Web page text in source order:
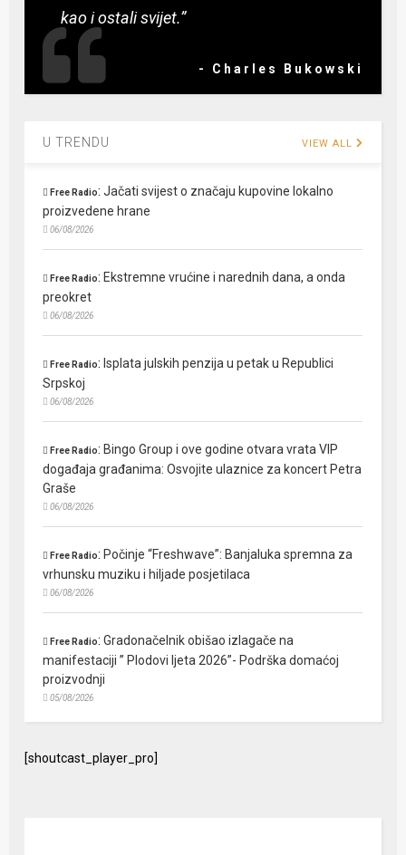
kao i ostali svijet.”
- Charles Bukowski
U TRENDU VIEW ALL
Free Radio:Jačati svijest o značaju kupovine lokalno
proizvedene hrane
06/08/2026
Free Radio: Ekstremne vrućine i narednih dana, a onda
preokret
06/08/2026
Free Radio: Isplata julskih penzija u petak u Republici
Srpskoj
06/08/2026
Free Radio: Bingo Group i ove godine otvara vrata VIP
događaja građanima: Osvojite ulaznice za koncert Petra
Graše
06/08/2026
Free Radio: Počinje “Freshwave”: Banjaluka spremna za
vrhunsku muziku i hiljade posjetilaca
06/08/2026
Free Radio:Gradonačelnik obišao izlagače na
manifestaciji ” Plodovi ljeta 2026”- Podrška domaćoj
proizvodnji
05/08/2026
[shoutcast_player_pro]